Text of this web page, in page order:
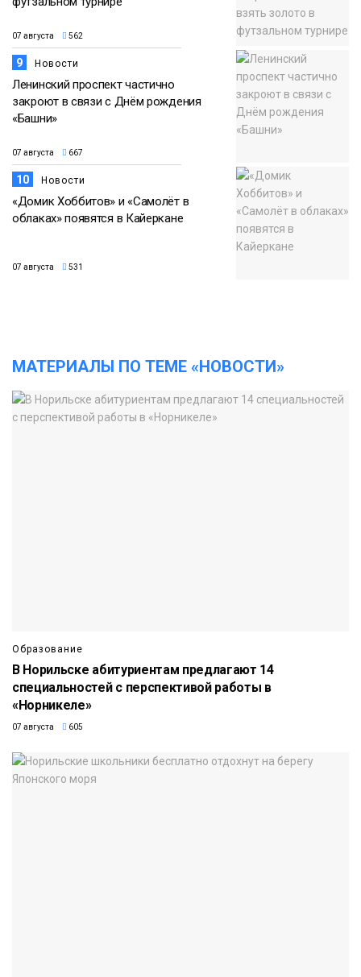
07 августа 562
9 Новости
Ленинский проспект частично
закроют в связи с Днём рождения
«Башни»
07 августа 667
10 Новости
«Домик Хоббитов» и «Самолёт в
облаках» появятся в Кайеркане
07 августа 531
МАТЕРИАЛЫ ПО ТЕМЕ «НОВОСТИ»
Образование
В Норильске абитуриентам предлагают 14
специальностей с перспективой работы в
«Норникеле»
07 августа 605